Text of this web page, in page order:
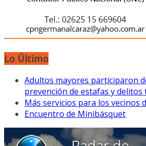
Lo Último
Adultos mayores participaron
prevención de estafas y delitos
Más servicios para los vecinos
Encuentro de Minibásquet